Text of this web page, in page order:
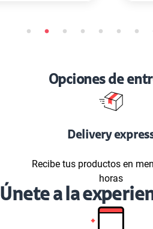
Opciones de
Delivery
Recibe tus productos en
horas
Únete a la